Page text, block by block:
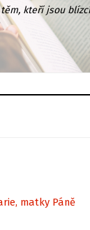
kteří jsou
matky Páně